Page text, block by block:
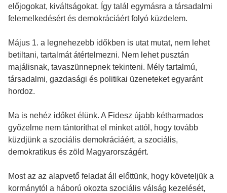
előjogokat, kiváltságokat. Így talál egymásra a társadalmi
felemelkedésért és demokráciáért folyó küzdelem.
Május 1. a legnehezebb időkben is utat mutat, nem lehet
betiltani, tartalmát átértelmezni. Nem lehet pusztán
majálisnak, tavaszünnepnek tekinteni. Mély tartalmú,
társadalmi, gazdasági és politikai üzeneteket egyaránt
hordoz.
Ma is nehéz időket élünk. A Fidesz újabb kétharmados
győzelme nem tántoríthat el minket attól, hogy tovább
küzdjünk a szociális demokráciáért, a szociális,
demokratikus és zöld Magyarországért.
Most az az alapvető feladat áll előttünk, hogy követeljük a
kormánytól a háború okozta szociális válság kezelését,